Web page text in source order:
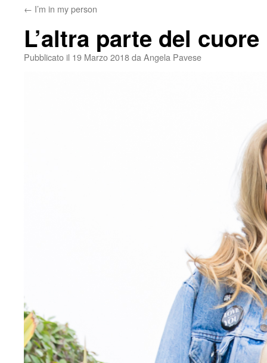
← I’m in my person
L’altra parte del cuore
Pubblicato il 19 Marzo 2018da Angela Pavese